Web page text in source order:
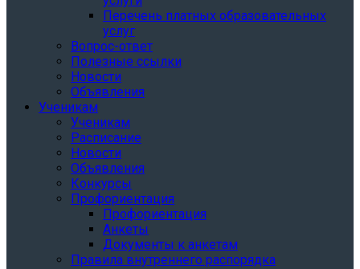
Перечень платных образовательных
услуг
Вопрос-ответ
Полезные ссылки
Новости
Объявления
Ученикам
Ученикам
Расписание
Новости
Объявления
Конкурсы
Профориентация
Профориентация
Анкеты
Документы к анкетам
Правила внутреннего распорядка